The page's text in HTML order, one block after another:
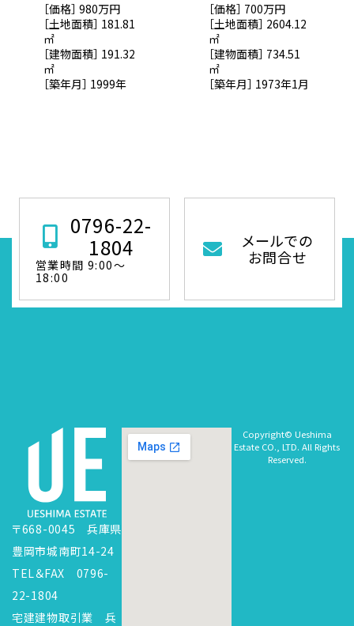
［価格］ 980万円
［土地面積］ 181.81
㎡
［建物面積］ 191.32
㎡
［築年月］ 1999年
［価格］ 700万円
［土地面積］ 2604.12
㎡
［建物面積］ 734.51
㎡
［築年月］ 1973年1月
0796-22-
1804
営業時間 9:00～
18:00
メールでの
お問合せ
〒668-0045 兵庫県
豊岡市城南町14-24
TEL＆FAX 0796-
22-1804
宅建建物取引業 兵
Copyright© Ueshima
Estate CO., LTD. All Rights
Reserved.